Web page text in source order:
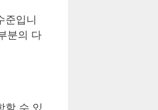
준입니
분의 다